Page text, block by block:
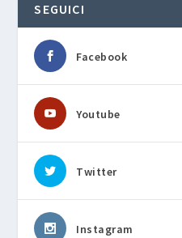
SEGUICI
Facebook
Youtube
Twitter
Instagram